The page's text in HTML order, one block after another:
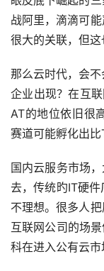
战阿里，滴滴可
很大的关联，但这
那么云时代，会
企业出现？在互
AT的地位依旧很
赛道可能孵化出比
国内云服务市场
去，传统旳IT硬
不理想。很多人
互联网公司的场
科在进入公有云市